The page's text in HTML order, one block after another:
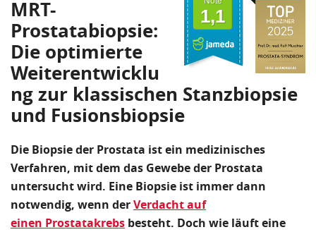
1,1
MRT-
Prostatabiopsie:
Die optimierte
Weiterentwicklu
ng zur klassischen Stanzbiopsie
und Fusionsbiopsie
Die Biopsie der Prostata ist ein medizinisches
Verfahren, mit dem das Gewebe der Prostata
untersucht wird. Eine Biopsie ist immer dann
notwendig, wenn derVerdacht auf
einen Prostatakrebs besteht. Doch wie läuft eine